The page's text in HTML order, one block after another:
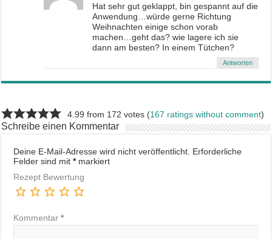
Hat sehr gut geklappt, bin gespannt auf die
Anwendung…würde gerne Richtung
Weihnachten einige schon vorab
machen…geht das? wie lagere ich sie
dann am besten? In einem Tütchen?
Antworten
4.99 from 172 votes (167 ratings without comment)
Schreibe einen Kommentar
Deine E-Mail-Adresse wird nicht veröffentlicht. Erforderliche
Felder sind mit*markiert
Rezept Bewertung
Kommentar*